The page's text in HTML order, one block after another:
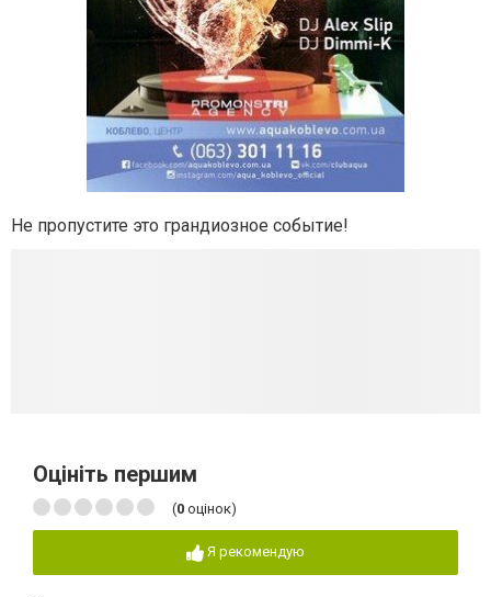
Не пропустите это грандиозное событие!
Оцініть першим
(0 оцінок)
Я рекомендую